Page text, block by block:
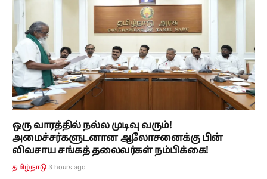
ஒரு வாரத்தில் நல்ல முடிவு வரும்!
அமைச்சர்களுடனான ஆலோசனைக்கு பின்
விவசாய சங்கத் தலைவர்கள் நம்பிக்கை!
தமிழ்நாடு 3 hours ago